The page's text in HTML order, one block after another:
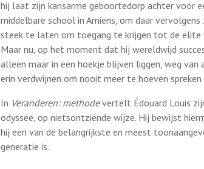
hij laat zijn kansarme geboortedorp achter voor
middelbare school in Amiens, om daar
steek te laten om toegang te krijgen tot de elite
Maar nu, op het moment dat hij wereldwijd
alleen maar in een hoekje blijven liggen, weg van
erin verdwijnen om nooit meer te hoeven spreken
In Veranderen: methodevertelt Édouard Louis
odyssee, op nietsontziende wijze. Hij bewijst
hij een van de belangrijkste en meest
generatie is.